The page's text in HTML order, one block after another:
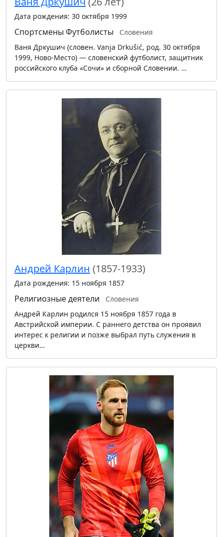
Дата рождения: 30 октября 1999
Спортсмены Футболисты
Словения
Ваня Дркушич (словен. Vanja Drkušić, род. 30 октября
1999, Ново-Место) — словенский футболист, защитник
российского клуба «Сочи» и сборной Словении. …
Андрей Карлин (1857-1933)
Дата рождения: 15 ноября 1857
Религиозные деятели
Словения
Андрей Карлин родился 15 ноября 1857 года в
Австрийской империи. С раннего детства он проявил
интерес к религии и позже выбрал путь служения в
церкви…